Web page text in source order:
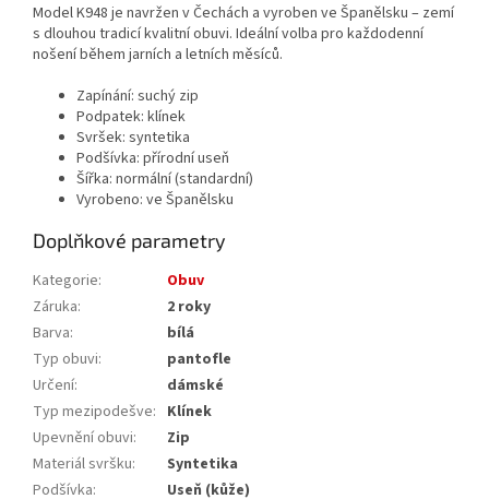
Model K948 je navržen v Čechách a vyroben ve Španělsku – zemí
s dlouhou tradicí kvalitní obuvi. Ideální volba pro každodenní
nošení během jarních a letních měsíců.
Zapínání: suchý zip
Podpatek: klínek
Svršek: syntetika
Podšívka: přírodní useň
Šířka: normální (standardní)
Vyrobeno: ve Španělsku
Doplňkové parametry
Kategorie:
Obuv
Záruka:
2 roky
Barva:
bílá
Typ obuvi:
pantofle
Určení:
dámské
Typ mezipodešve: Klínek
Upevnění obuvi:
Zip
Materiál svršku:
Syntetika
Podšívka:
Useň (kůže)